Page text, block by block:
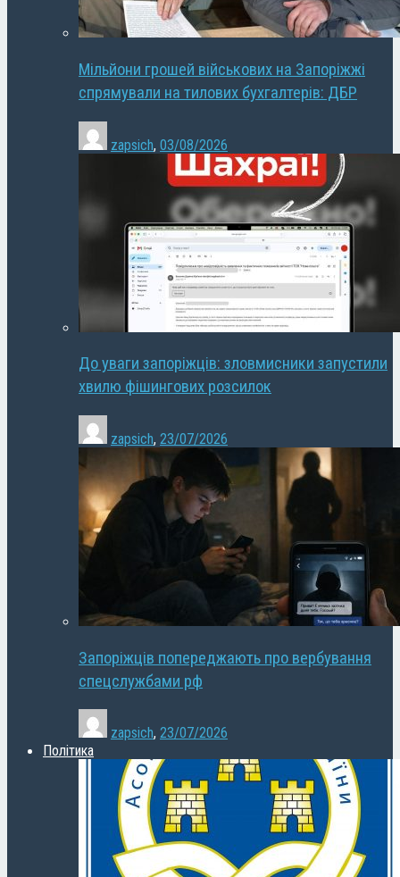
Мільйони грошей військових на Запоріжжі
спрямували на тилових бухгалтерів: ДБР
zapsich, 03/08/2026
До уваги запоріжців: зловмисники запустили
хвилю фішингових розсилок
zapsich, 23/07/2026
Запоріжців попереджають про вербування
спецслужбами рф
zapsich, 23/07/2026
Політика